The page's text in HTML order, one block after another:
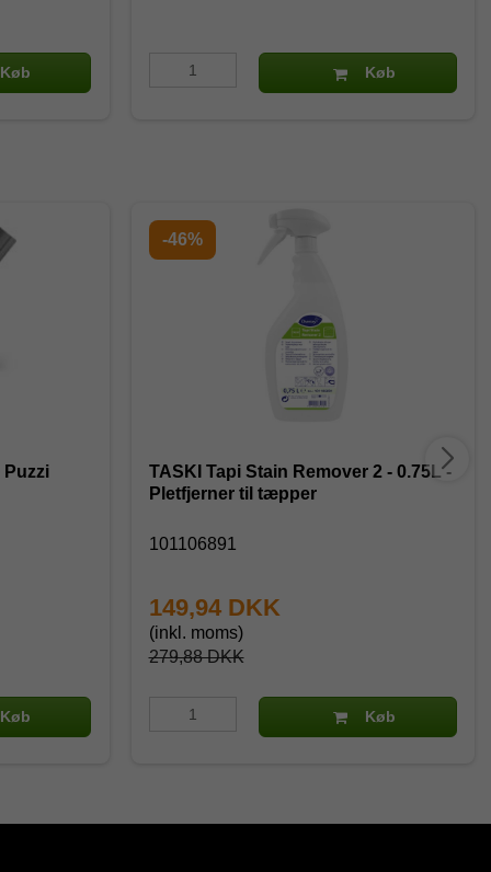
Køb Køb
Køb
-46%
TASKI Tapi Stain Remover 2 - 0.75L -
Pletfjerner til tæpper
101106891
279,88 DKK
149,94 DKK
(inkl. moms)
Køb